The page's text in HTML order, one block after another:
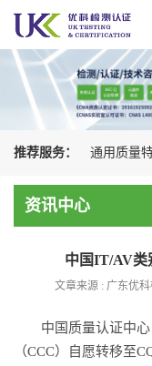
推荐服务： 通用质量
认证 | CSA认证
资讯中心
中国IT/AV类
文章来源 : 广东优科
中国质量认证中
（CCC）自愿转移至